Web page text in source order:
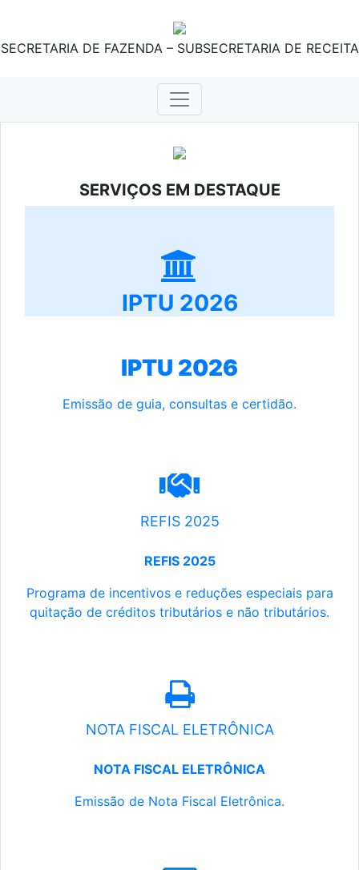
SECRETARIA DE FAZENDA – SUBSECRETARIA DE RECEITA
SERVIÇOS EM DESTAQUE
IPTU 2026
IPTU 2026
Emissão de guia, consultas e certidão.
REFIS 2025
REFIS 2025
Programa de incentivos e reduções especiais para
quitação de créditos tributários e não tributários.
NOTA FISCAL ELETRÔNICA
NOTA FISCAL ELETRÔNICA
Emissão de Nota Fiscal Eletrônica.